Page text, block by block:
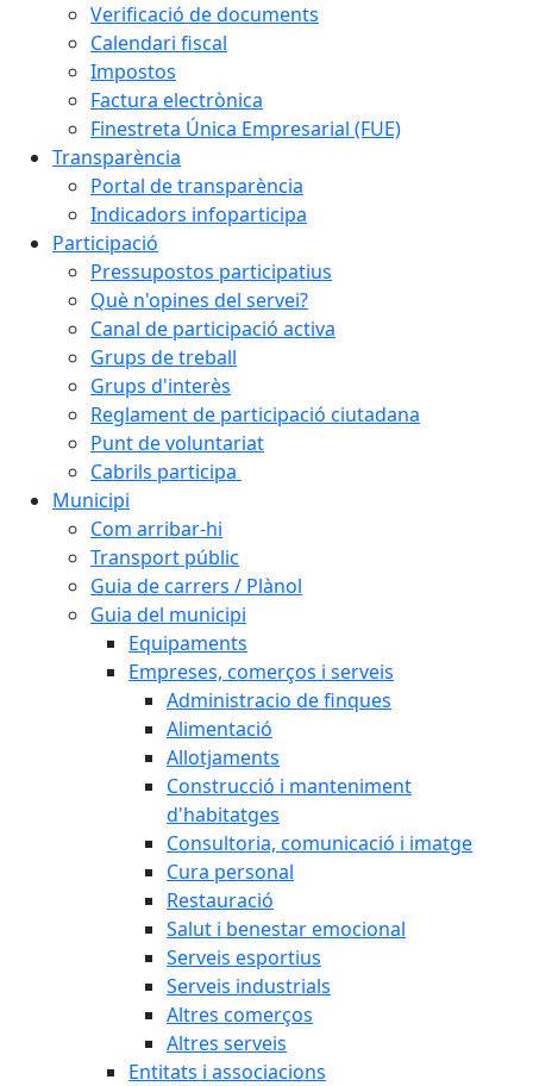
Verificació de documents
Calendari fiscal
Impostos
Factura electrònica
Finestreta Única Empresarial (FUE)
Transparència
Portal de transparència
Indicadors infoparticipa
Participació
Pressupostos participatius
Què n'opines del servei?
Canal de participació activa
Grups de treball
Grups d'interès
Reglament de participació ciutadana
Punt de voluntariat
Cabrils participa
Municipi
Com arribar-hi
Transport públic
Guia de carrers / Plànol
Guia del municipi
Equipaments
Empreses, comerços i serveis
Administracio de finques
Alimentació
Allotjaments
Construcció i manteniment
d'habitatges
Consultoria, comunicació i imatge
Cura personal
Restauració
Salut i benestar emocional
Serveis esportius
Serveis industrials
Altres comerços
Altres serveis
Entitats i associacions